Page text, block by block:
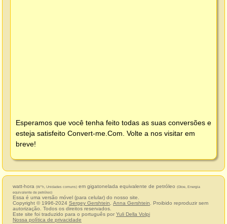
Esperamos que você tenha feito todas as suas conversões e
esteja satisfeito Convert-me.Com . Volte a nos visitar em
breve!
watt-hora (W*h, Unidades comuns) em gigatonelada equivalente de petróleo (Gtoe, Energia
equivalente de petróleo)
Essa é uma versão móvel (para celular) do nosso site.
Copyright © 1996-2024 Sergey Gershtein Anna Gershtein . Proibido reproduzir sem
autorização. Todos os direitos reservados.
Este site foi traduzido para o português por Yuli Della Volpi
Nossa política de privacidade